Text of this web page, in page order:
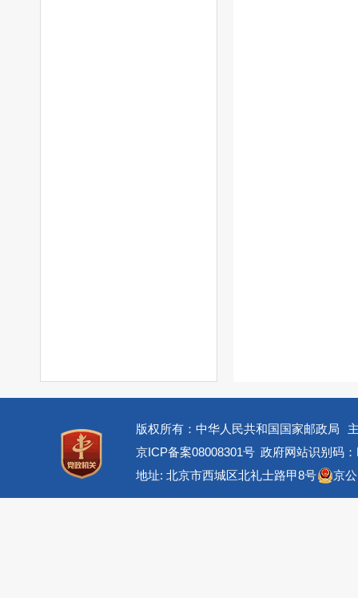
版权所有：中华人民共和国国家邮政局
京ICP备案08008301号 政府网站识别码
地址: 北京市西城区北礼士路甲8号
京